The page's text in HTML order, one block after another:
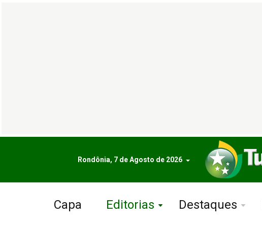
Rondônia, 7 de Agosto de 2026
Capa Editorias Destaques